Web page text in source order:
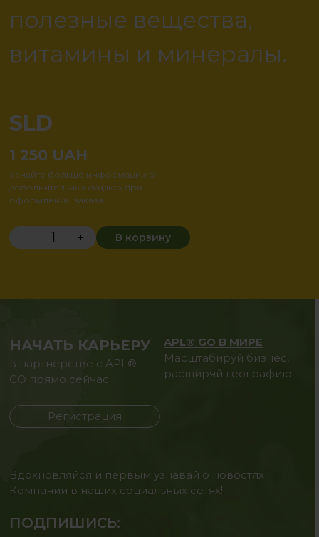
полезные вещества,
витамины и минералы.
SLD
1 250 UAH
Узнайте больше информации о
дополнительных скидках при
оформлении заказа
− + В корзину
НАЧАТЬ КАРЬЕРУ
в партнерстве с APL®
GO прямо сейчас
Регистрация
APL® GO В МИРЕ
Масштабируй бизнес,
расширяй географию.
Вдохновляйся и первым узнавай о новостях
Компании в наших социальных сетях!
ПОДПИШИСЬ: